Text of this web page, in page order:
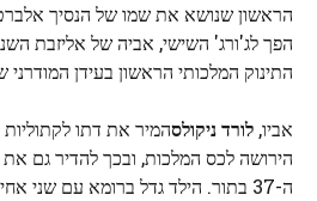
הראשון שנושא את שמו של הנסיך
הפך לג'ורג' השישי, אביה של אליזבת
התינוק המלכותי הראשון בעידן
אביו, לורד ניקולסהמיר את דתו לקתוליות
הירושה לכס המלכות, ובכך להדיר גם
ה-37 בתור. הילד גדל ברומא עם שני אחיו הצעירים,